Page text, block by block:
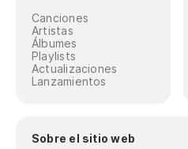
Canciones
Artistas
Álbumes
Playlists
Actualizaciones
Lanzamientos
Sobre el sitio web